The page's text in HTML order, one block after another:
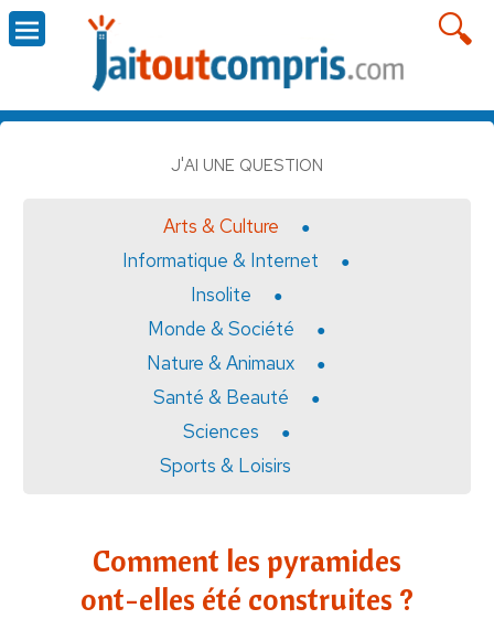
J'AI UNE QUESTION
Arts & Culture
Informatique & Internet
Insolite
Monde & Société
Nature & Animaux
Santé & Beauté
Sciences
Sports & Loisirs
Comment les pyramides
ont-elles été construites ?